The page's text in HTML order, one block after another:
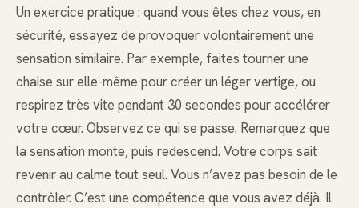
Un exercice pratique : quand vous êtes chez vous, en
sécurité, essayez de provoquer volontairement une
sensation similaire. Par exemple, faites tourner une
chaise sur elle-même pour créer un léger vertige, ou
respirez très vite pendant 30 secondes pour accélérer
votre cœur. Observez ce qui se passe. Remarquez que
la sensation monte, puis redescend. Votre corps sait
revenir au calme tout seul. Vous n’avez pas besoin de le
contrôler. C’est une compétence que vous avez déjà. Il